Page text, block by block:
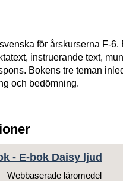
för årskurserna F-6.
instruerande text,
Bokens tre teman
och bedömning.
- E-bok Daisy ljud
Webbaserade läromedel